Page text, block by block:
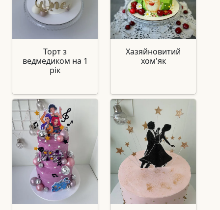
Торт з
ведмедиком на 1
рік
Хазяйновитий
хом'як